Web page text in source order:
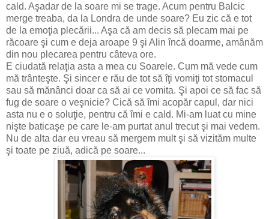
cald. Aşadar de la soare mi se trage. Acum pentru Balcic
merge treaba, da la Londra de unde soare? Eu zic că e tot
de la emoţia plecării... Aşa că am decis să plecam mai pe
răcoare şi cum e deja aroape 9 şi Alin încă doarme, amânăm
din nou plecarea pentru câteva ore.
E ciudată relaţia asta a mea cu Soarele. Cum mă vede cum
mă trânteşte. Şi sincer e rău de tot să îţi vomiţi tot stomacul
sau să mănânci doar ca să ai ce vomita. Şi apoi ce să fac să
fug de soare o veşnicie? Cică să îmi acopăr capul, dar nici
asta nu e o soluţie, pentru că îmi e cald. Mi-am luat cu mine
nişte baticaşe pe care le-am purtat anul trecut şi mai vedem.
Nu de alta dar eu vreau să mergem mult şi să vizităm multe
şi toate pe ziuă, adică pe soare...